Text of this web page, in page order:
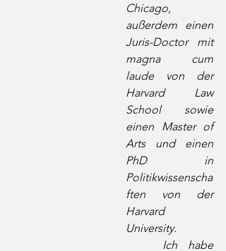
Chicago,
außerdem einen
Juris-Doctor mit
magna cum
laude von der
Harvard Law
School sowie
einen Master of
Arts und einen
PhD in
Politikwissenscha
ften von der
Harvard
University.